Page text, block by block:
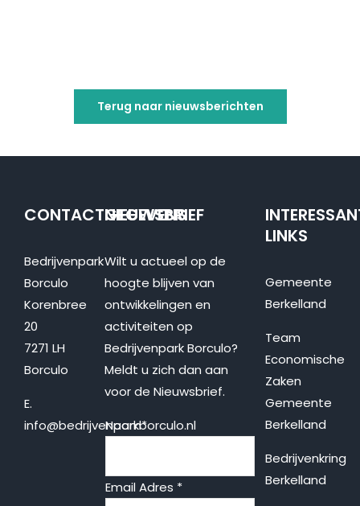
Terug naar nieuwsberichten
CONTACTGEGEVENS
Bedrijvenpark
Borculo
Korenbree
20
7271 LH
Borculo
E.
info@bedrijvenparkborculo.nl
NIEUWSBRIEF
Wilt u actueel op de
hoogte blijven van
ontwikkelingen en
activiteiten op
Bedrijvenpark Borculo?
Meldt u zich dan aan
voor de Nieuwsbrief.
Naam*
Email Adres *
LINKS
Gemeente
Berkelland
Team
Economische
Zaken
Gemeente
Berkelland
Bedrijvenkring
Berkelland